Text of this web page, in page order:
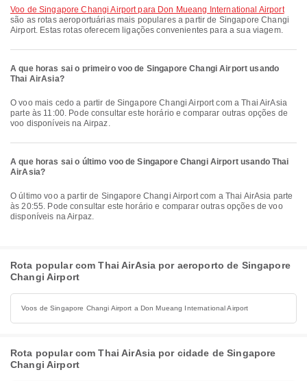
voo de Singapore Changi Airport para Don Mueang International Airport
são as rotas aeroportuárias mais populares a partir de Singapore Changi
Airport. Estas rotas oferecem ligações convenientes para a sua viagem.
A que horas sai o primeiro voo de Singapore Changi Airport usando
Thai AirAsia?
O voo mais cedo a partir de Singapore Changi Airport com a Thai AirAsia
parte às 11:00. Pode consultar este horário e comparar outras opções de
voo disponíveis na Airpaz.
A que horas sai o último voo de Singapore Changi Airport usando Thai
AirAsia?
O último voo a partir de Singapore Changi Airport com a Thai AirAsia parte
às 20:55. Pode consultar este horário e comparar outras opções de voo
disponíveis na Airpaz.
Rota popular com Thai AirAsia por aeroporto de Singapore
Changi Airport
Voos de Singapore Changi Airport a Don Mueang International Airport
Rota popular com Thai AirAsia por cidade de Singapore
Changi Airport